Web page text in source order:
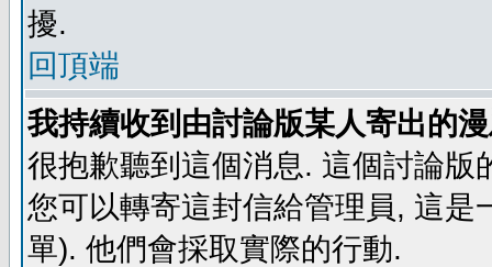
擾.
回頂端
我持續收到由討論版某人寄出的
很抱歉聽到這個消息. 這個討論
您可以轉寄這封信給管理員, 這
單). 他們會採取實際的行動.